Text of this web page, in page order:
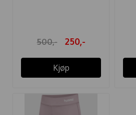
500,- 250,-
Kjøp